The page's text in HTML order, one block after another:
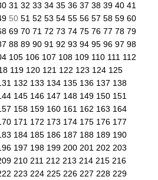
31 32 33 34 35 36 37 38 39 40 41
50 51 52 53 54 55 56 57 58 59 60
69 70 71 72 73 74 75 76 77 78 79
88 89 90 91 92 93 94 95 96 97 98
105 106 107 108 109 110 111 112
119 120 121 122 123 124 125
132 133 134 135 136 137 138
145 146 147 148 149 150 151
158 159 160 161 162 163 164
171 172 173 174 175 176 177
184 185 186 187 188 189 190
197 198 199 200 201 202 203
210 211 212 213 214 215 216
223 224 225 226 227 228 229